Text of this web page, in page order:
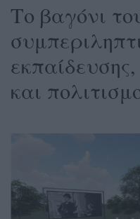
Το βαγόνι
και